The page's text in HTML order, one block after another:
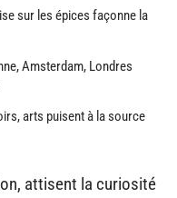
sur les épices façonne la
Amsterdam, Londres
arts puisent à la source
attisent la curiosité